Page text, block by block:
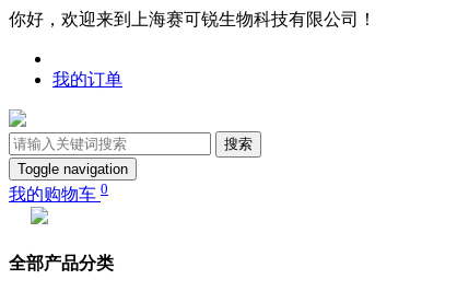
你好，欢迎来到上海赛可锐生物科技有限公司！
我的订单
搜索
Toggle navigation
我的购物车 0
全部产品分类